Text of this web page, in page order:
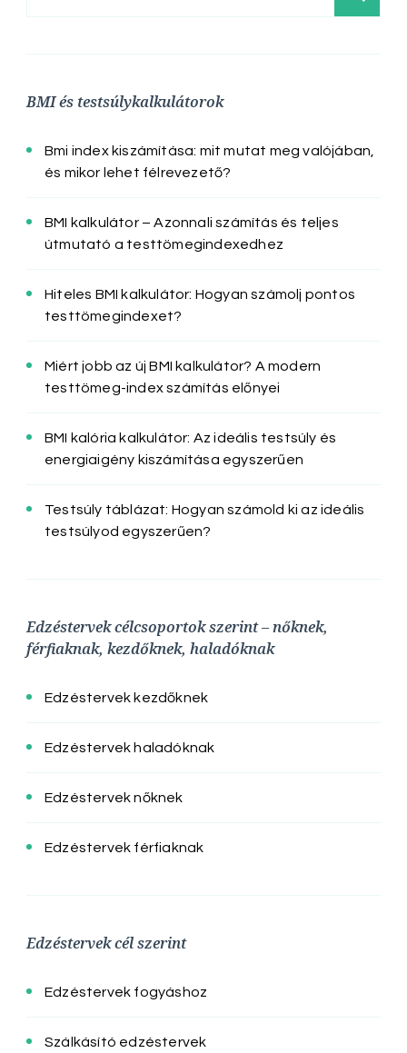
BMI és testsúlykalkulátorok
Bmi index kiszámítása: mit mutat meg valójában,
és mikor lehet félrevezető?
BMI kalkulátor – Azonnali számítás és teljes
útmutató a testtömegindexedhez
Hiteles BMI kalkulátor: Hogyan számolj pontos
testtömegindexet?
Miért jobb az új BMI kalkulátor? A modern
testtömeg-index számítás előnyei
BMI kalória kalkulátor: Az ideális testsúly és
energiaigény kiszámítása egyszerűen
Testsúly táblázat: Hogyan számold ki az ideális
testsúlyod egyszerűen?
Edzéstervek célcsoportok szerint – nőknek,
férfiaknak, kezdőknek, haladóknak
Edzéstervek kezdőknek
Edzéstervek haladóknak
Edzéstervek nőknek
Edzéstervek férfiaknak
Edzéstervek cél szerint
Edzéstervek fogyáshoz
Szálkásító edzéstervek